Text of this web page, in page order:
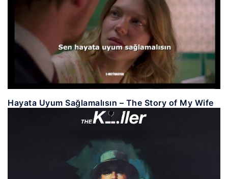
Hayata Uyum Sağlamalısın – The Story of My Wife